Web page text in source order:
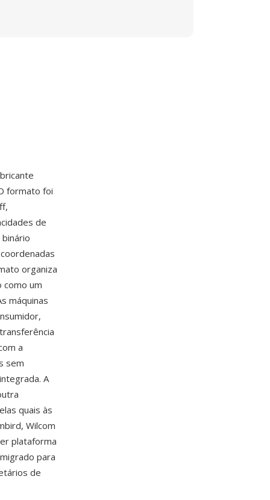
formato foi
de
organiza
como um
máquinas
a
sem
A
quais às
Wilcom
plataforma
para
de